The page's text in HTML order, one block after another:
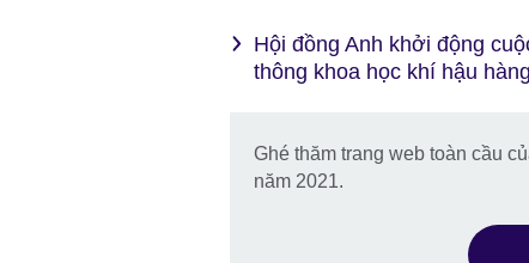
Hội đồng Anh khởi động
thông khoa học khí hậu
Ghé thăm trang web toàn cầu
năm 2021.